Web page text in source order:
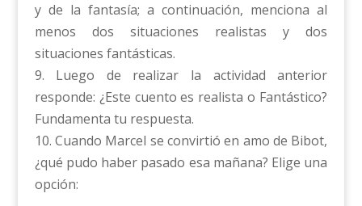
y de la fantasía; a continuación, menciona al
menos dos situaciones realistas y dos
situaciones fantásticas.
9. Luego de realizar la actividad anterior
responde: ¿Este cuento es realista o Fantástico?
Fundamenta tu respuesta.
10. Cuando Marcel se convirtió en amo de Bibot,
¿qué pudo haber pasado esa mañana? Elige una
opción: